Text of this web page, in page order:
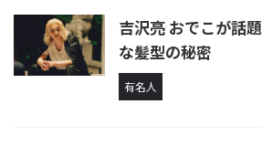
吉沢亮 おでこが話
な髪型の秘密
有名人